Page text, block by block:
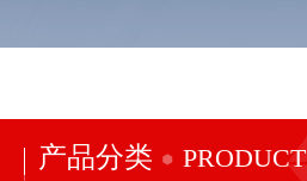
产品分类 PRODUCT